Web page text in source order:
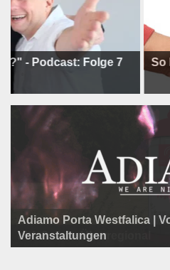
Folge 7 So
Programm der Komödie am
Litfaßsäule Überregional
Adiamo Porta Westfalica |
Veranstaltungen
Litfaßsäule Überregional
Litfaßsäule Überregional